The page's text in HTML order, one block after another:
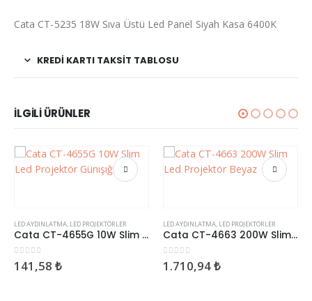
Cata CT-5235 18W Sıva Üstü Led Panel Siyah Kasa 6400K
KREDI KARTI TAKSIT TABLOSU
İLGILI ÜRÜNLER
,LED PROJEKTÖRLER
Cata CT-4655G 10W Slim Led Projektör Günışığı
₺
LED AYDINLATMA,LED PROJEKTÖRLER
Cata CT-4663 200W Slim Led Projektör Beyaz
5 üzerinden
1.710,94 ₺